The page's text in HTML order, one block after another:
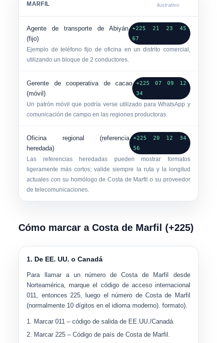
MARFIL
ilustrativo
Agente de transporte de Abiyán
(fijo)
+225 21 23 45
67
Ejemplo de teléfono fijo de oficina en un distrito comercial,
utilizando un bloque de 2 conductores.
Gerente de cooperativa de cacao
(móvil)
+225 07 09 12
34
Un patrón móvil que podría verse utilizado para WhatsApp y
comunicación de campo en las regiones productoras.
Oficina regional (referencia
heredada)
+225 20 12 34
56
Las referencias heredadas pueden mostrar formatos
ligeramente más cortos; valide siempre la ruta y la longitud
actuales con su homólogo de Costa de Marfil o su proveedor
de telecomunicaciones.
Cómo marcar a Costa de Marfil (+225)
1. De EE. UU. o Canadá
Para llamar a un número de Costa de Marfil desde
Norteamérica, marque el código de acceso internacional
011, entonces225, luego el número de Costa de Marfil
(normalmente 10 dígitos en el idioma moderno). formato).
Marcar011 – código de salida de EE.UU./Canadá.
Marcar225 – Código de país de Costa de Marfil.